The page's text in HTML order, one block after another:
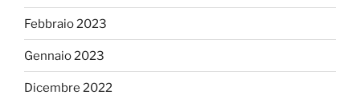
Febbraio 2023
Gennaio 2023
Dicembre 2022